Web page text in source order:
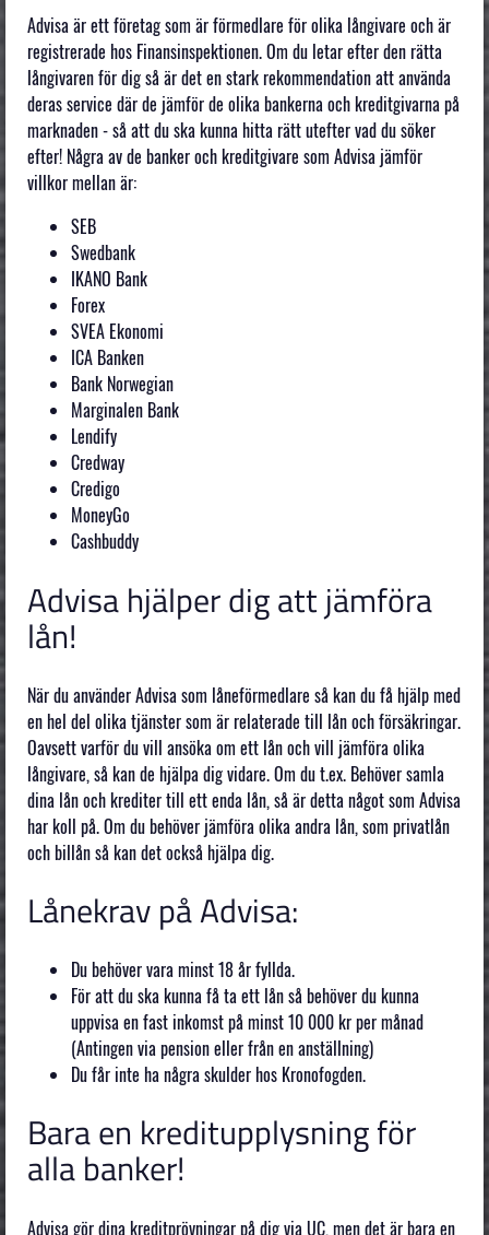
Advisa är ett företag som är förmedlare för olika långivare och är
registrerade hos Finansinspektionen. Om du letar efter den rätta
långivaren för dig så är det en stark rekommendation att använda
deras service där de jämför de olika bankerna och kreditgivarna på
marknaden - så att du ska kunna hitta rätt utefter vad du söker
efter! Några av de banker och kreditgivare som Advisa jämför
villkor mellan är:
SEB
Swedbank
IKANO Bank
Forex
SVEA Ekonomi
ICA Banken
Bank Norwegian
Marginalen Bank
Lendify
Credway
Credigo
MoneyGo
Cashbuddy
Advisa hjälper dig att jämföra
lån!
När du använder Advisa som låneförmedlare så kan du få hjälp med
en hel del olika tjänster som är relaterade till lån och försäkringar.
Oavsett varför du vill ansöka om ett lån och vill jämföra olika
långivare, så kan de hjälpa dig vidare. Om du t.ex. Behöver samla
dina lån och krediter till ett enda lån, så är detta något som Advisa
har koll på. Om du behöver jämföra olika andra lån, som privatlån
och billån så kan det också hjälpa dig.
Lånekrav på Advisa:
Du behöver vara minst 18 år fyllda.
För att du ska kunna få ta ett lån så behöver du kunna
uppvisa en fast inkomst på minst 10 000 kr per månad
(Antingen via pension eller från en anställning)
Du får inte ha några skulder hos Kronofogden.
Bara en kreditupplysning för
alla banker!
Advisa gör dina kreditprövningar på dig via UC, men det är bara en